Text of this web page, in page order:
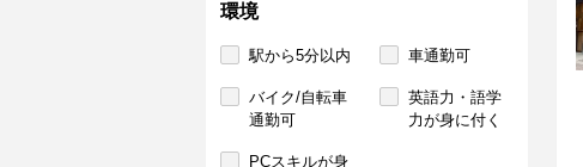
環境
駅から5分以内 車通勤可
バイク/自転車
通勤可
英語力・語学
力が身に付く
PCスキルが身